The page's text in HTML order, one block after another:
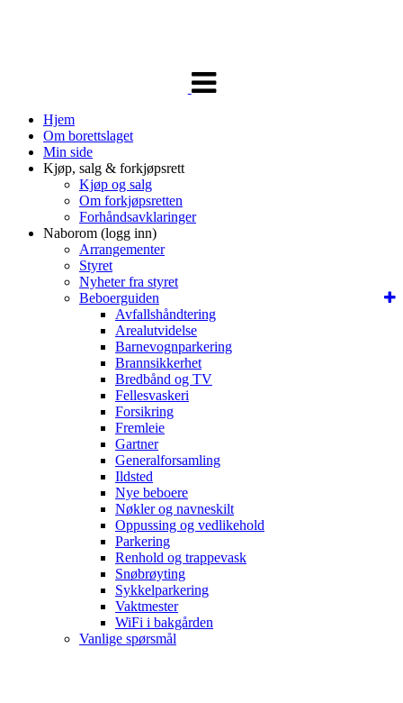
navigasjon
Hjem
Om borettslaget
Min side
Kjøp, salg & forkjøpsrett
Kjøp og salg
Om forkjøpsretten
Forhåndsavklaringer
Naborom (logg inn)
Arrangementer
Styret
Nyheter fra styret
Beboerguiden
Avfallshåndtering
Arealutvidelse
Barnevognparkering
Brannsikkerhet
Bredbånd og TV
Fellesvaskeri
Forsikring
Fremleie
Gartner
Generalforsamling
Ildsted
Nye beboere
Nøkler og navneskilt
Oppussing og vedlikehold
Parkering
Renhold og trappevask
Snøbrøyting
Sykkelparkering
Vaktmester
WiFi i bakgården
Vanlige spørsmål